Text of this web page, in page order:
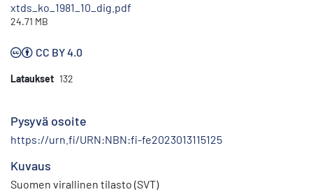
xtds_ko_1981_10_dig.pdf
24.71 MB
CC BY 4.0
Lataukset 132
Pysyvä osoite
https://urn.fi/URN:NBN:fi-fe2023013115125
Kuvaus
Suomen virallinen tilasto (SVT)